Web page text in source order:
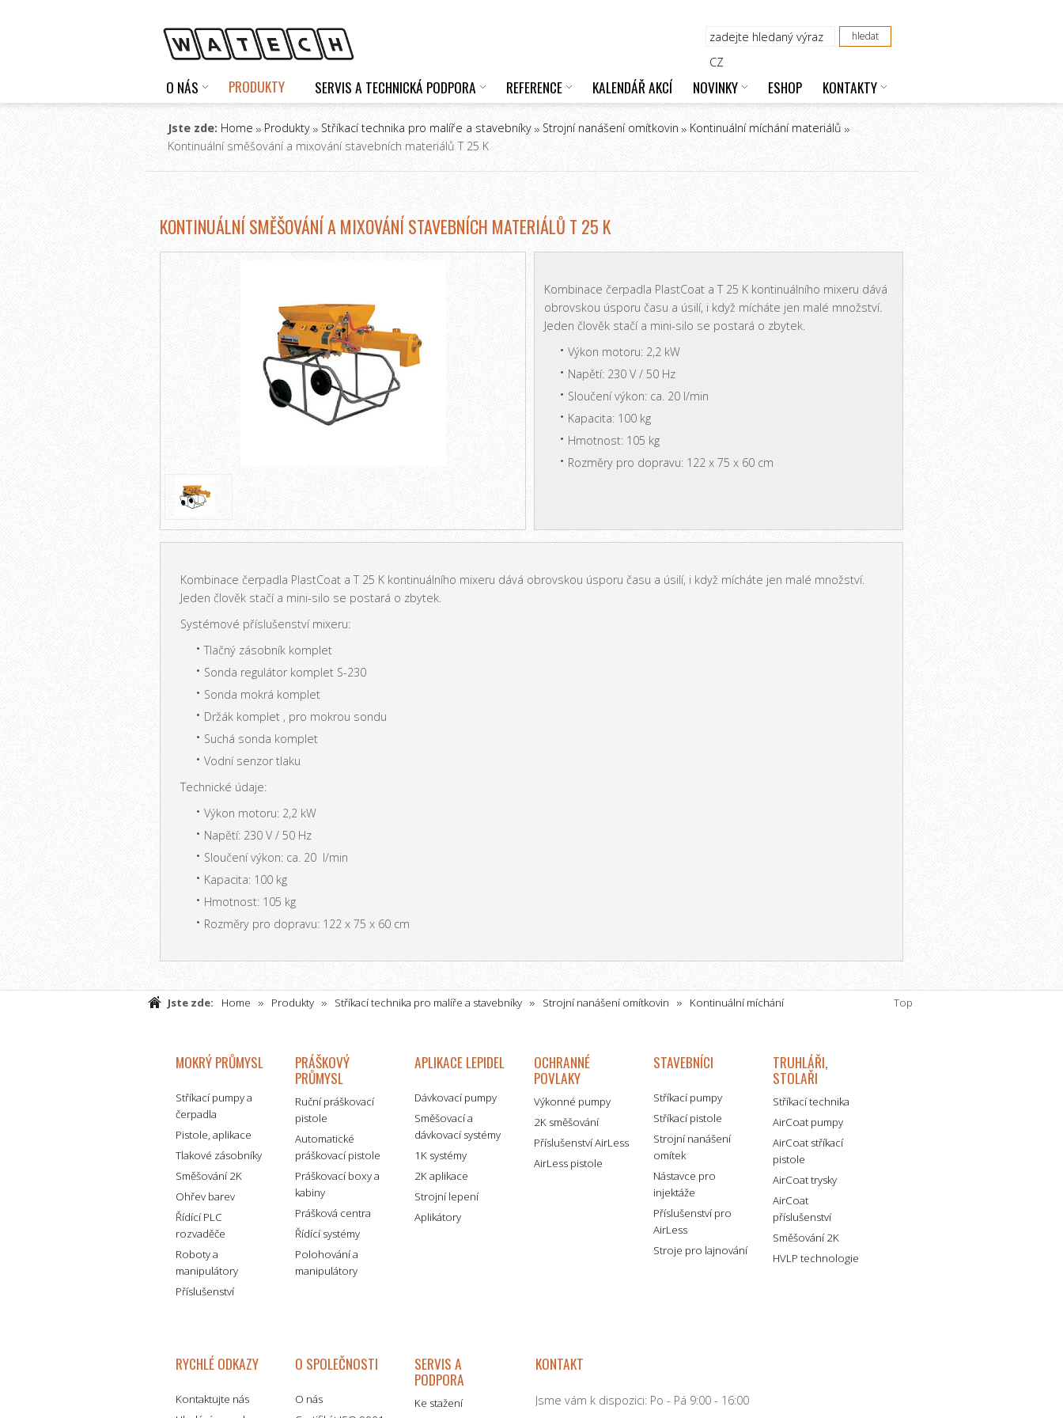
CZ
O NÁS PRODUKTY SERVIS A TECHNICKÁ PODPORA REFERENCE KALENDÁŘ AKCÍ NOVINKY ESHOP KONTAKTY
Jste zde: Home Produkty Stříkací technika pro malíře a stavebníky Strojní nanášení omítkovin
Kontinuální míchání materiálů
Kontinuální směšování a mixování stavebních materiálů T 25 K
KONTINUÁLNÍ SMĚŠOVÁNÍ A MIXOVÁNÍ STAVEBNÍCH MATERIÁLŮ T 25 K
Kombinace čerpadla PlastCoat a T 25 K kontinuálního mixeru dává
obrovskou úsporu času a úsilí, i když mícháte jen malé množství.
Jeden člověk stačí a mini-silo se postará o zbytek.
Výkon motoru: 2,2 kW
Napětí: 230 V / 50 Hz
Sloučení výkon: ca. 20 l/min
Kapacita: 100 kg
Hmotnost: 105 kg
Rozměry pro dopravu: 122 x 75 x 60 cm
Kombinace čerpadla PlastCoat a T 25 K kontinuálního mixeru dává obrovskou úsporu času a úsilí, i když mícháte jen malé množství.
Jeden člověk stačí a mini-silo se postará o zbytek.
Systémové příslušenství mixeru:
Tlačný zásobník komplet
Sonda regulátor komplet S-230
Sonda mokrá komplet
Držák komplet , pro mokrou sondu
Suchá sonda komplet
Vodní senzor tlaku
Technické údaje:
Výkon motoru: 2,2 kW
Napětí: 230 V / 50 Hz
Sloučení výkon: ca. 20 l/min
Kapacita: 100 kg
Hmotnost: 105 kg
Rozměry pro dopravu: 122 x 75 x 60 cm
Jste zde: Home Produkty Stříkací technika pro malíře a stavebníky Strojní nanášení omítkovin
Kontinuální míchání
Top
MOKRÝ PRŮMYSL
Stříkací pumpy a
čerpadla
Pistole, aplikace
Tlakové zásobníky
Směšování 2K
Ohřev barev
Řídící PLC
rozvaděče
Roboty a
manipulátory
Příslušenství
PRÁŠKOVÝ
PRŮMYSL
Ruční práškovací
pistole
Automatické
práškovací pistole
Práškovací boxy a
kabiny
Prášková centra
Řídící systémy
Polohování a
manipulátory
APLIKACE LEPIDEL
Dávkovací pumpy
Směšovací a
dávkovací systémy
1K systémy
2K aplikace
Strojní lepení
Aplikátory
OCHRANNÉ
POVLAKY
Výkonné pumpy
2K směšování
Příslušenství AirLess
AirLess pistole
STAVEBNÍCI
Stříkací pumpy
Stříkací pistole
Strojní nanášení
omítek
Nástavce pro
injektáže
Příslušenství pro
AirLess
Stroje pro lajnování
TRUHLÁŘI,
STOLAŘI
Stříkací technika
AirCoat pumpy
AirCoat stříkací
pistole
AirCoat trysky
AirCoat
příslušenství
Směšování 2K
HVLP technologie
RYCHLÉ ODKAZY
Kontaktujte nás
O SPOLEČNOSTI
O nás
SERVIS A
PODPORA
Ke stažení
KONTAKT
Jsme vám k dispozici: Po - Pá 9:00 - 16:00